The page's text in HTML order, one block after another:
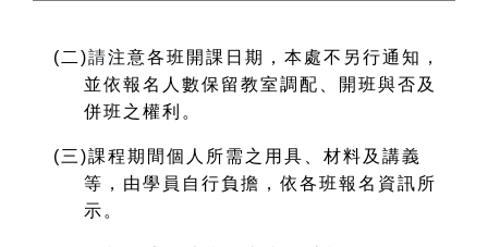
( 二)請注意各班開課日期，本處不另行通知，
並依報名人數保留教室調配、開班與否及
併班之權利。
(三)課程期間個人所需之用具、材料及講義
等，由學員自行負擔，依各班報名資訊所
示。